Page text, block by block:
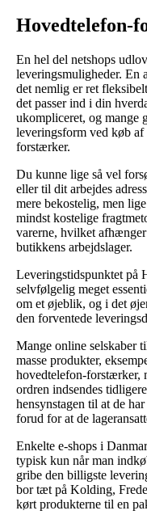
Hovedtelefon-
En hel del netshops
leveringsmuligheder. En
det nemlig er ret
det passer ind i din
ukompliceret, og mange
leveringsform ved køb
forstærker.
Du kunne lige så vel
eller til dit arbejdes
mere bekostelig, men
mindst kostelige
varerne, hvilket
butikkens arbejdslager.
Leveringstidspunktet på
selvfølgelig meget
om et øjeblik, og i det
den forventede
Mange online selskaber
masse produkter,
hovedtelefon-forstærker,
ordren indsendes
hensynstagen til at de
forud for at de
Enkelte e-shops i
typisk kun når man
gribe den billigste
bor tæt på Kolding,
kørt produkterne til en